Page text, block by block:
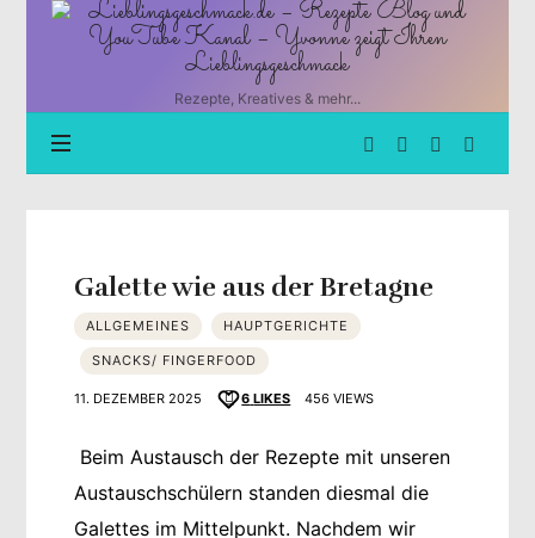
Lieblingsgeschmack.de
Rezepte
und
YouTube
Kanal
Ihren
Lieblingsgeschmack
Rezepte, Kreatives & mehr...
Galette wie aus der Bretagne
ALLGEMEINES HAUPTGERICHTE
SNACKS/ FINGERFOOD
11. DEZEMBER 2025 6 LIKES 456 VIEWS
Beim Austausch der Rezepte mit unseren
Austauschschülern standen diesmal die
Galettes im Mittelpunkt. Nachdem wir